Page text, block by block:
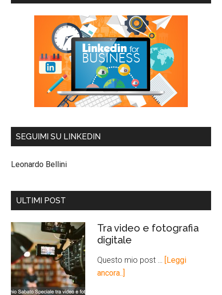
SEGUIMI SU LINKEDIN
Leonardo Bellini
ULTIMI POST
Tra video e fotografia
digitale
Questo mio post …
[Leggi
ancora..]